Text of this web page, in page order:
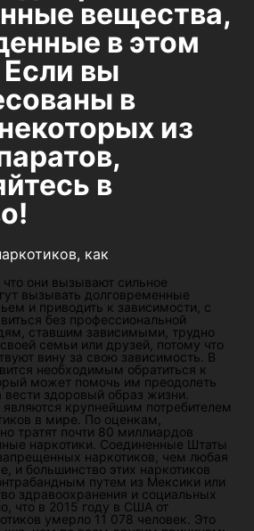
вещества,
в этом
Если вы
в
из
в
как
что они вызывают сильное
вызывать долговременные
и приводить к зависимости, с
без профессиональной
ставшим зависимыми, трудно
семьи или друзей, потому что
вину за свою зависимость. В
необходимым обратиться к
может помочь им преодолеть
вести здоровый образ жизни.
крупнейшим потребителем
в мире. По оценкам,
тратят почти 80 миллиардов
наркотики. Соединенные Штаты
наркотиков, чем любая
и большинство этих наркотиков
путем из Мексики или
здравоохранения и социальных
что в 2015 году в США от
умерло 11 078 человек. Это